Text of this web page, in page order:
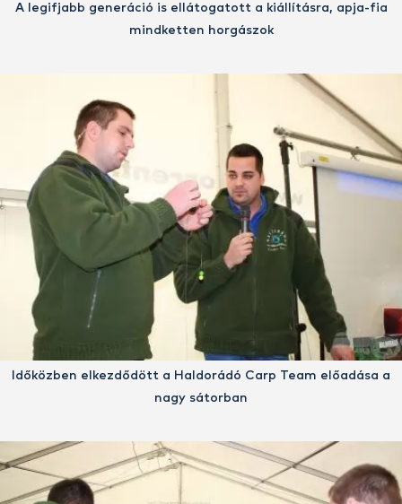
A legifjabb generáció is ellátogatott a kiállításra, apja-fia
mindketten horgászok
Időközben elkezdődött a Haldorádó Carp Team előadása a
nagy sátorban